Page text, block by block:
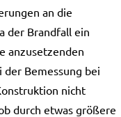
an die
der Brandfall ein
anzusetzenden
Bemessung bei
nicht
durch etwas größere